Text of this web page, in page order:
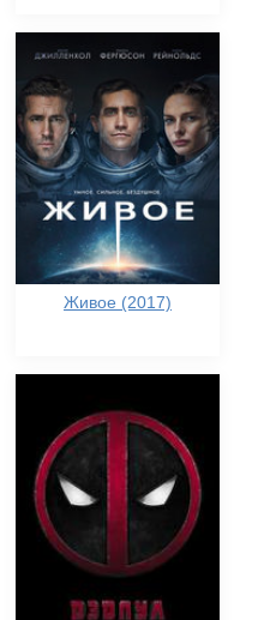
Живое (2017)